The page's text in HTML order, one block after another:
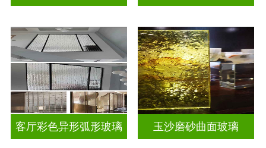
客厅彩色异形弧形玻璃 玉沙磨砂曲面玻璃